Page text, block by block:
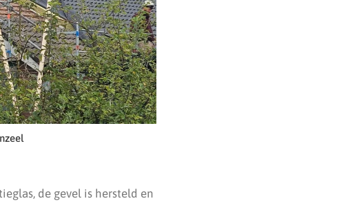
de gevel is hersteld en